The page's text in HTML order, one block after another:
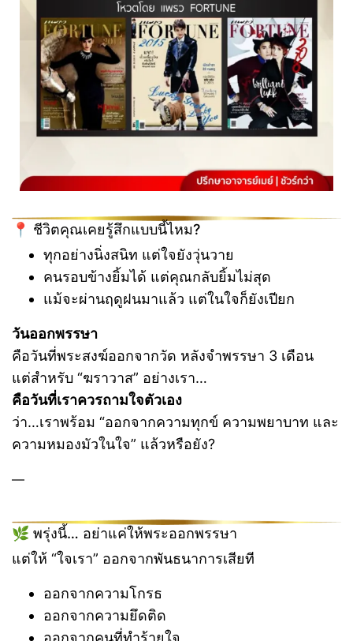
📍 ชีวิตคุณเคยรู้สึกแบบนี้ไหม?
ทุกอย่างนิ่งสนิท แต่ใจยังวุ่นวาย
คนรอบข้างยิ้มได้ แต่คุณกลับยิ้มไม่สุด
แม้จะผ่านฤดูฝนมาแล้ว แต่ในใจก็ยังเปียก
วันออกพรรษา
คือวันที่พระสงฆ์ออกจากวัด หลังจำพรรษา 3 เดือน
แต่สำหรับ “ฆราวาส” อย่างเรา…
คือวันที่เราควรถามใจตัวเอง
ว่า…เราพร้อม “ออกจากความทุกข์ ความพยาบาท และ
ความหมองมัวในใจ” แล้วหรือยัง?
—
🌿 พรุ่งนี้… อย่าแค่ให้พระออกพรรษา
แต่ให้ “ใจเรา” ออกจากพันธนาการเสียที
ออกจากความโกรธ
ออกจากความยึดติด
ออกจากคนที่ทำร้ายใจ